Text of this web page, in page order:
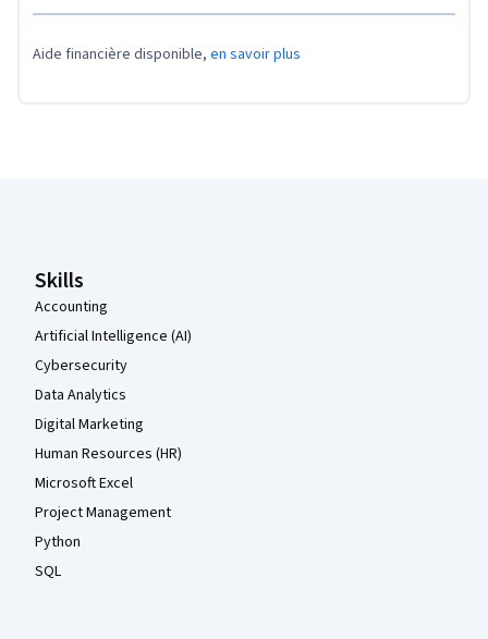
Aide financière disponible, en savoir plus
Skills
Accounting
Artificial Intelligence (AI)
Cybersecurity
Data Analytics
Digital Marketing
Human Resources (HR)
Microsoft Excel
Project Management
Python
SQL